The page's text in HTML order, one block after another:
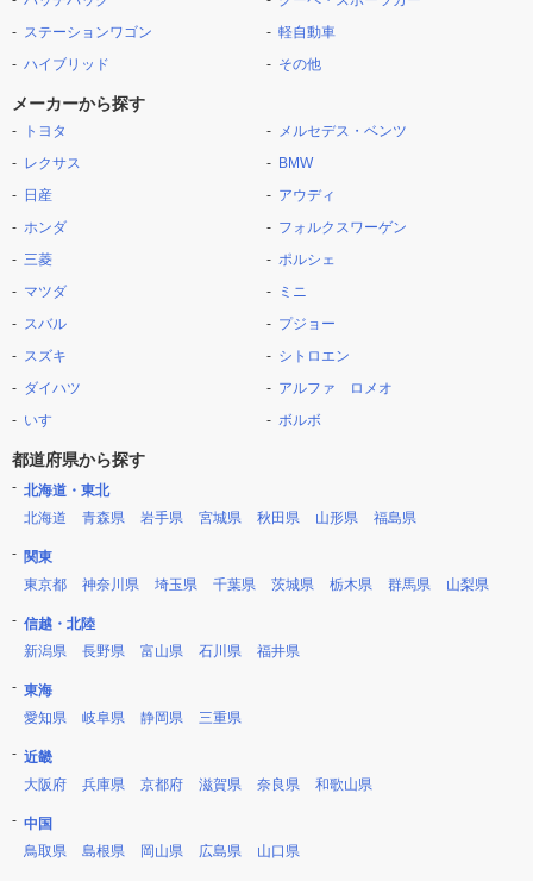
ステーションワゴン
ハイブリッド
軽自動車
その他
メーカーから探す
トヨタ
レクサス
日産
ホンダ
三菱
マツダ
スバル
スズキ
ダイハツ
いすゞ
メルセデス・ベンツ
BMW
アウディ
フォルクスワーゲン
ポルシェ
ミニ
プジョー
シトロエン
アルファ ロメオ
ボルボ
都道府県から探す
北海道・東北
北海道
青森県 岩手県 宮城県 秋田県 山形県 福島県
関東
東京都
神奈川県 埼玉県 千葉県 茨城県 栃木県 群馬県 山梨県
信越・北陸
新潟県
長野県 富山県 石川県 福井県
東海
愛知県
岐阜県 静岡県 三重県
近畿
大阪府
兵庫県 京都府 滋賀県 奈良県 和歌山県
中国
鳥取県
島根県 岡山県 広島県 山口県